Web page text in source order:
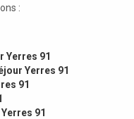
:
Yerres 91
Yerres 91
91
91